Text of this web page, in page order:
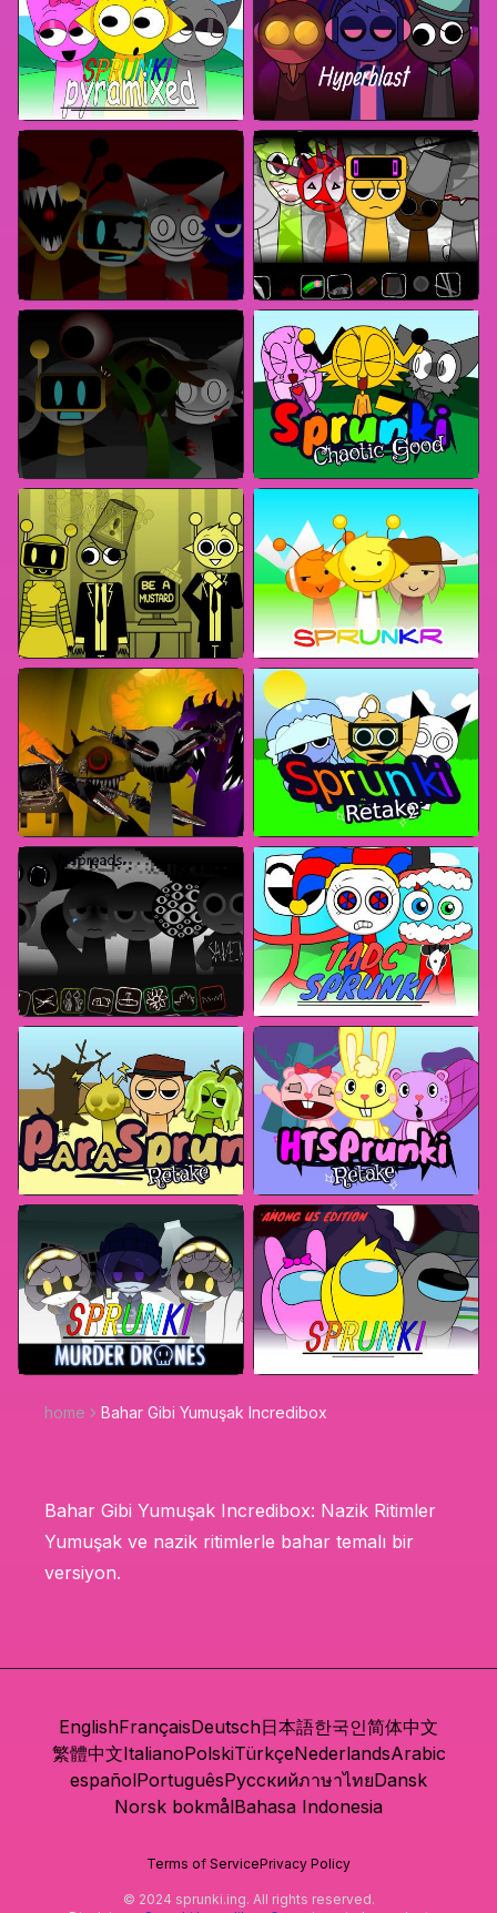
home Bahar Gibi Yumuşak Incredibox
Bahar Gibi Yumuşak Incredibox: Nazik Ritimler
Yumuşak ve nazik ritimlerle bahar temalı bir
versiyon.
EnglishFrançaisDeutsch日本語한국인简体中文
繁體中文ItalianoPolskiTürkçeNederlandsArabic
españolPortuguêsРусскийภาษาไทยDansk
Norsk bokmålBahasa Indonesia
Terms of ServicePrivacy Policy
© 2024 sprunki.ing. All rights reserved.